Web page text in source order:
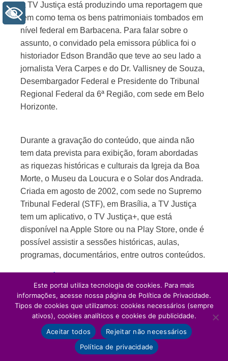
A TV Justiça está produzindo uma reportagem que
tem como tema os bens patrimoniais tombados em
nível federal em Barbacena. Para falar sobre o
assunto, o convidado pela emissora pública foi o
historiador Edson Brandão que teve ao seu lado a
jornalista Vera Carpes e do Dr. Vallisney de Souza,
Desembargador Federal e Presidente do Tribunal
Regional Federal da 6ª Região, com sede em Belo
Horizonte.
Durante a gravação do conteúdo, que ainda não
tem data prevista para exibição, foram abordadas
as riquezas históricas e culturais da Igreja da Boa
Morte, o Museu da Loucura e o Solar dos Andrada.
Criada em agosto de 2002, com sede no Supremo
Tribunal Federal (STF), em Brasília, a TV Justiça
tem um aplicativo, o TV Justiça+, que está
disponível na Apple Store ou na Play Store, onde é
possível assistir a sessões históricas, aulas,
programas, documentários, entre outros conteúdos.
Este portal utiliza tecnologia de cookies. Para mais
informações, acesse nossa página de Política de Privacidade.
Tipos de cookies que utilizamos: cookies necessários (sempre
ativos), cookies analíticos e cookies de publicidade.
Aceitar todos
Rejeitar não necessários
Política de privacidade
+ Acessibilidade